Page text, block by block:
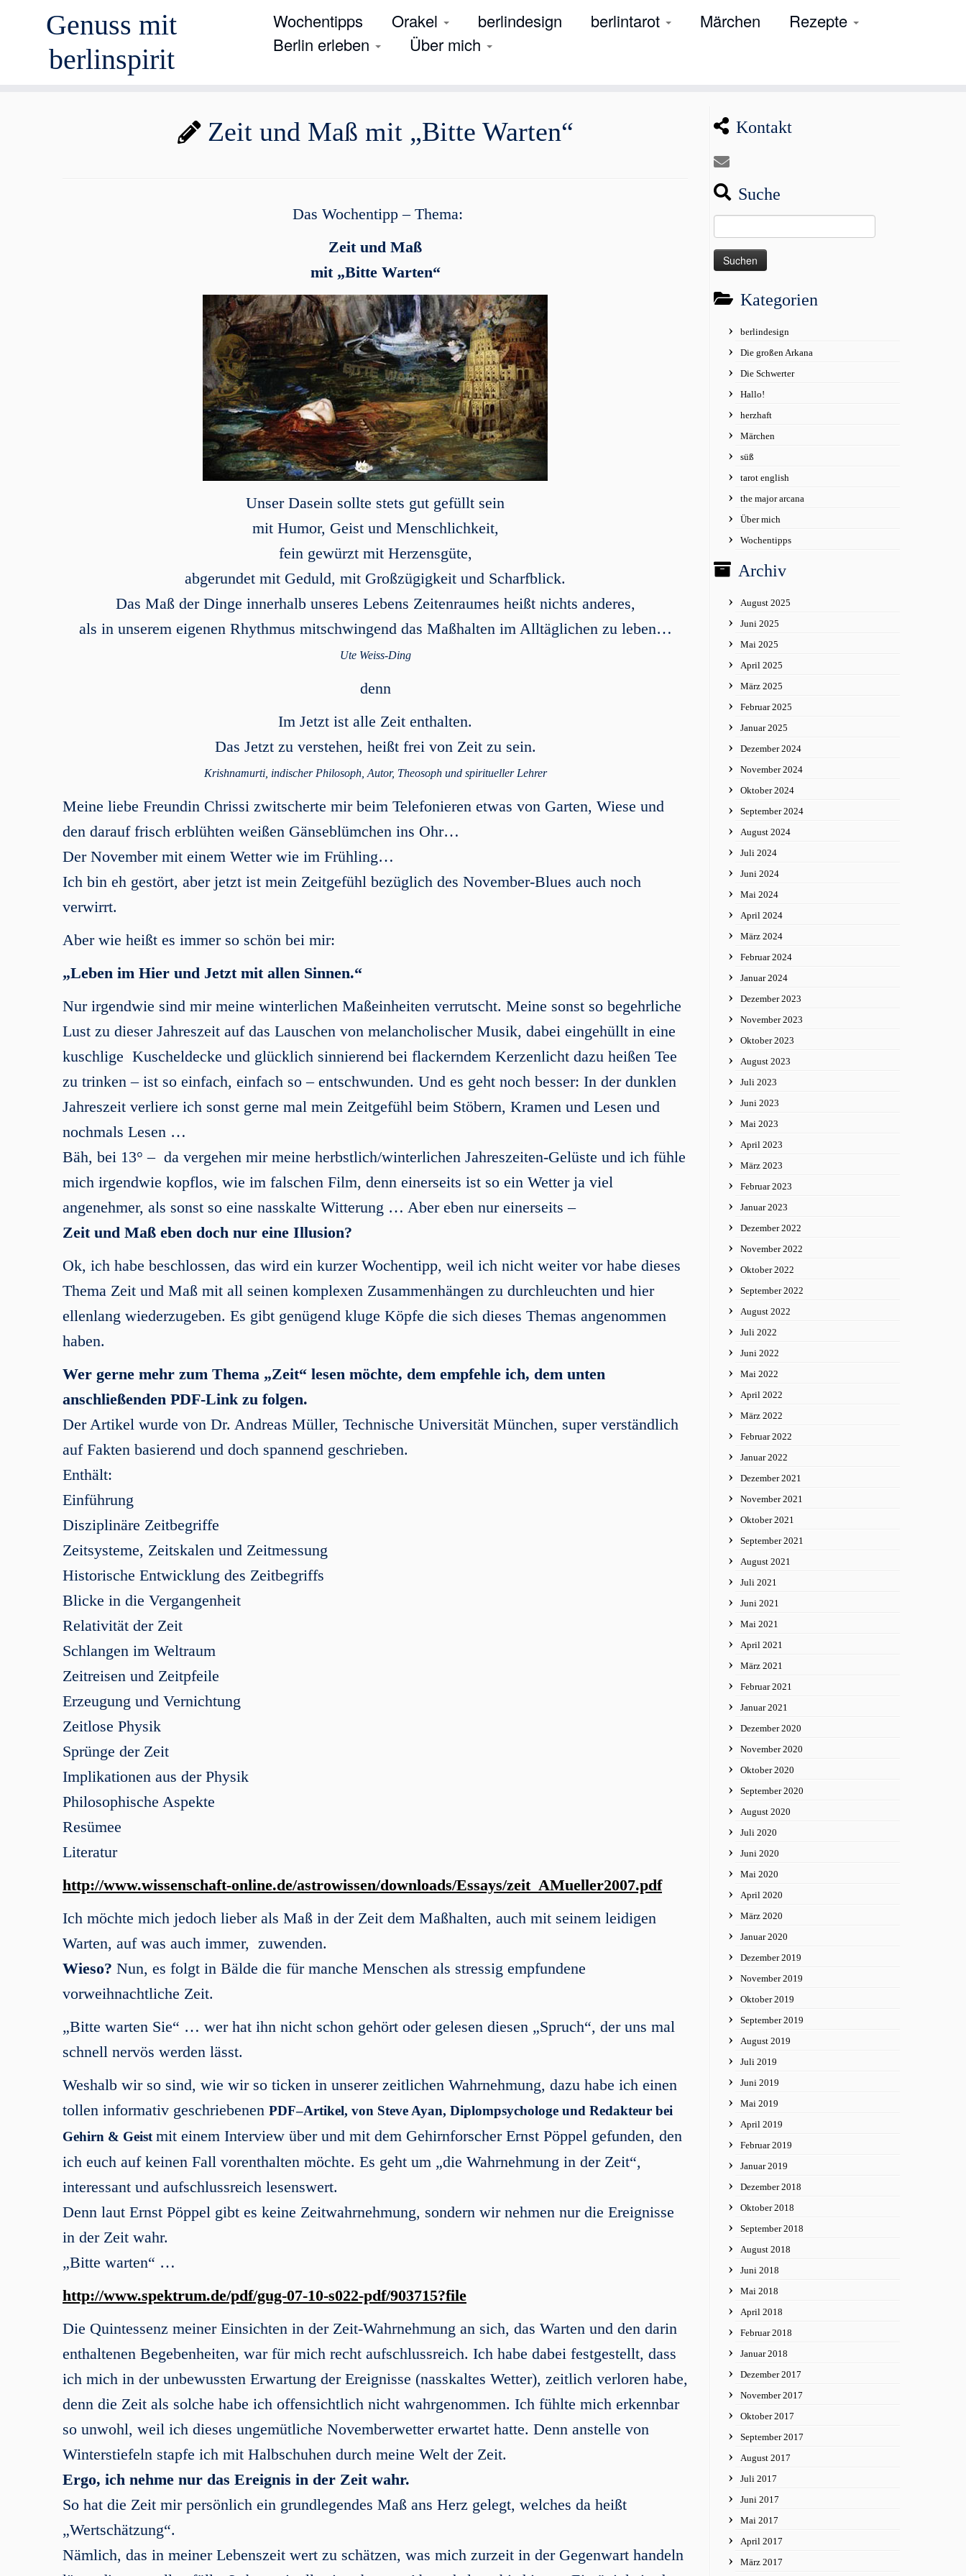
Genuss mit
berlinspirit
Wochentipps Orakel berlindesign berlintarot Märchen
Rezepte
Berlin erleben
Über mich
Zeit und Maß mit „Bitte Warten“
Das Wochentipp – Thema:
Zeit und Maß
mit „Bitte Warten“
Unser Dasein sollte stets gut gefüllt sein
mit Humor, Geist und Menschlichkeit,
fein gewürzt mit Herzensgüte,
abgerundet mit Geduld, mit Großzügigkeit und Scharfblick.
Das Maß der Dinge innerhalb unseres Lebens Zeitenraumes heißt nichts anderes,
als in unserem eigenen Rhythmus mitschwingend das Maßhalten im Alltäglichen zu leben…
Ute Weiss-Ding
denn
Im Jetzt ist alle Zeit enthalten.
Das Jetzt zu verstehen, heißt frei von Zeit zu sein.
Krishnamurti, indischer Philosoph, Autor, Theosoph und spiritueller Lehrer
Meine liebe Freundin Chrissi zwitscherte mir beim Telefonieren etwas von Garten, Wiese und
den darauf frisch erblühten weißen Gänseblümchen ins Ohr…
Der November mit einem Wetter wie im Frühling…
Ich bin eh gestört, aber jetzt ist mein Zeitgefühl bezüglich des November-Blues auch noch
verwirrt.
Aber wie heißt es immer so schön bei mir:
„Leben im Hier und Jetzt mit allen Sinnen.“
Nur irgendwie sind mir meine winterlichen Maßeinheiten verrutscht. Meine sonst so begehrliche
Lust zu dieser Jahreszeit auf das Lauschen von melancholischer Musik, dabei eingehüllt in eine
kuschlige Kuscheldecke und glücklich sinnierend bei flackerndem Kerzenlicht dazu heißen Tee
zu trinken – ist so einfach, einfach so – entschwunden. Und es geht noch besser: In der dunklen
Jahreszeit verliere ich sonst gerne mal mein Zeitgefühl beim Stöbern, Kramen und Lesen und
nochmals Lesen …
Bäh, bei 13° – da vergehen mir meine herbstlich/winterlichen Jahreszeiten-Gelüste und ich fühle
mich irgendwie kopflos, wie im falschen Film, denn einerseits ist so ein Wetter ja viel
angenehmer, als sonst so eine nasskalte Witterung … Aber eben nur einerseits –
Zeit und Maß eben doch nur eine Illusion?
Ok, ich habe beschlossen, das wird ein kurzer Wochentipp, weil ich nicht weiter vor habe dieses
Thema Zeit und Maß mit all seinen komplexen Zusammenhängen zu durchleuchten und hier
ellenlang wiederzugeben. Es gibt genügend kluge Köpfe die sich dieses Themas angenommen
haben.
Wer gerne mehr zum Thema „Zeit“ lesen möchte, dem empfehle ich, dem unten
anschließenden PDF-Link zu folgen.
Der Artikel wurde von Dr. Andreas Müller, Technische Universität München, super verständlich
auf Fakten basierend und doch spannend geschrieben.
Enthält:
Einführung
Disziplinäre Zeitbegriffe
Zeitsysteme, Zeitskalen und Zeitmessung
Historische Entwicklung des Zeitbegriffs
Blicke in die Vergangenheit
Relativität der Zeit
Schlangen im Weltraum
Zeitreisen und Zeitpfeile
Erzeugung und Vernichtung
Zeitlose Physik
Sprünge der Zeit
Implikationen aus der Physik
Philosophische Aspekte
Resümee
Literatur
http://www.wissenschaft-online.de/astrowissen/downloads/Essays/zeit_AMueller2007.pdf
Ich möchte mich jedoch lieber als Maß in der Zeit dem Maßhalten, auch mit seinem leidigen
Warten, auf was auch immer, zuwenden.
Wieso? Nun, es folgt in Bälde die für manche Menschen als stressig empfundene
vorweihnachtliche Zeit.
„Bitte warten Sie“ … wer hat ihn nicht schon gehört oder gelesen diesen „Spruch“, der uns mal
schnell nervös werden lässt.
Weshalb wir so sind, wie wir so ticken in unserer zeitlichen Wahrnehmung, dazu habe ich einen
tollen informativ geschriebenen PDF–Artikel, von Steve Ayan, Diplompsychologe und Redakteur bei
Gehirn & Geist mit einem Interview über und mit dem Gehirnforscher Ernst Pöppel gefunden, den
ich euch auf keinen Fall vorenthalten möchte. Es geht um „die Wahrnehmung in der Zeit“,
interessant und aufschlussreich lesenswert.
Denn laut Ernst Pöppel gibt es keine Zeitwahrnehmung, sondern wir nehmen nur die Ereignisse
in der Zeit wahr.
„Bitte warten“ …
http://www.spektrum.de/pdf/gug-07-10-s022-pdf/903715?file
Die Quintessenz meiner Einsichten in der Zeit-Wahrnehmung an sich, das Warten und den darin
enthaltenen Begebenheiten, war für mich recht aufschlussreich. Ich habe dabei festgestellt, dass
ich mich in der unbewussten Erwartung der Ereignisse (nasskaltes Wetter), zeitlich verloren habe,
denn die Zeit als solche habe ich offensichtlich nicht wahrgenommen. Ich fühlte mich erkennbar
so unwohl, weil ich dieses ungemütliche Novemberwetter erwartet hatte. Denn anstelle von
Winterstiefeln stapfe ich mit Halbschuhen durch meine Welt der Zeit.
Ergo, ich nehme nur das Ereignis in der Zeit wahr.
So hat die Zeit mir persönlich ein grundlegendes Maß ans Herz gelegt, welches da heißt
„Wertschätzung“.
Nämlich, das in meiner Lebenszeit wert zu schätzen, was mich zurzeit in der Gegenwart handeln
Kontakt
Suche
nach:
Kategorien
berlindesign
Die großen Arkana
Die Schwerter
Hallo!
herzhaft
Märchen
süß
tarot english
the major arcana
Über mich
Wochentipps
Archiv
August 2025
Juni 2025
Mai 2025
April 2025
März 2025
Februar 2025
Januar 2025
Dezember 2024
November 2024
Oktober 2024
September 2024
August 2024
Juli 2024
Juni 2024
Mai 2024
April 2024
März 2024
Februar 2024
Januar 2024
Dezember 2023
November 2023
Oktober 2023
August 2023
Juli 2023
Juni 2023
Mai 2023
April 2023
März 2023
Februar 2023
Januar 2023
Dezember 2022
November 2022
Oktober 2022
September 2022
August 2022
Juli 2022
Juni 2022
Mai 2022
April 2022
März 2022
Februar 2022
Januar 2022
Dezember 2021
November 2021
Oktober 2021
September 2021
August 2021
Juli 2021
Juni 2021
Mai 2021
April 2021
März 2021
Februar 2021
Januar 2021
Dezember 2020
November 2020
Oktober 2020
September 2020
August 2020
Juli 2020
Juni 2020
Mai 2020
April 2020
März 2020
Januar 2020
Dezember 2019
November 2019
Oktober 2019
September 2019
August 2019
Juli 2019
Juni 2019
Mai 2019
April 2019
Februar 2019
Januar 2019
Dezember 2018
Oktober 2018
September 2018
August 2018
Juni 2018
Mai 2018
April 2018
Februar 2018
Januar 2018
Dezember 2017
November 2017
Oktober 2017
September 2017
August 2017
Juli 2017
Juni 2017
Mai 2017
April 2017
März 2017